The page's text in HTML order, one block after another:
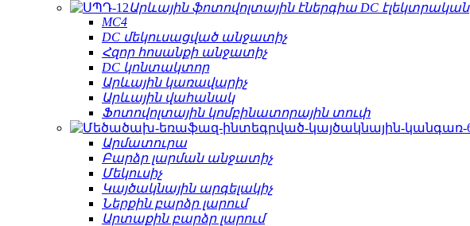
Արևային ֆոտովոլտային էներգիա DC էլեկտրական
MC4
DC մեկուսացված անջատիչ
Հզոր հոսանքի անջատիչ
DC կոնտակտոր
Արևային կառավարիչ
Արևային վահանակ
Ֆոտովոլտային կոմբինատորային տուփ
Արմատուրա
Բարձր լարման անջատիչ
Մեկուսիչ
Կայծակնային արգելակիչ
Ներքին բարձր լարում
Արտաքին բարձր լարում